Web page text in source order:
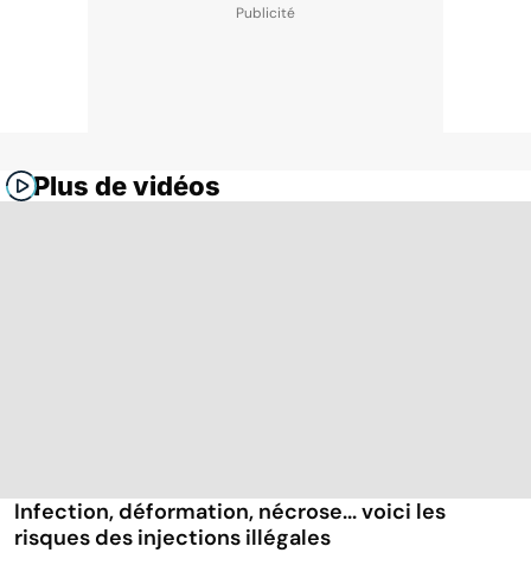
Plus de vidéos
Infection, déformation, nécrose... voici les
risques des injections illégales